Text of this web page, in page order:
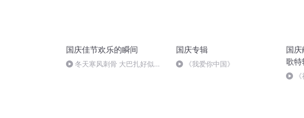
国庆佳节欢乐的瞬间
冬天寒风刺骨 大巴扎好似温
国庆专辑
《我爱你中国》
国
歌特